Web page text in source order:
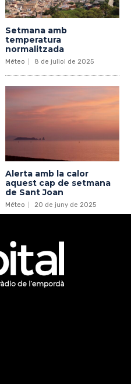
Setmana amb
temperatura
normalitzada
Méteo 8 de juliol de 2025
Alerta amb la calor
aquest cap de setmana
de Sant Joan
Méteo 20 de juny de 2025